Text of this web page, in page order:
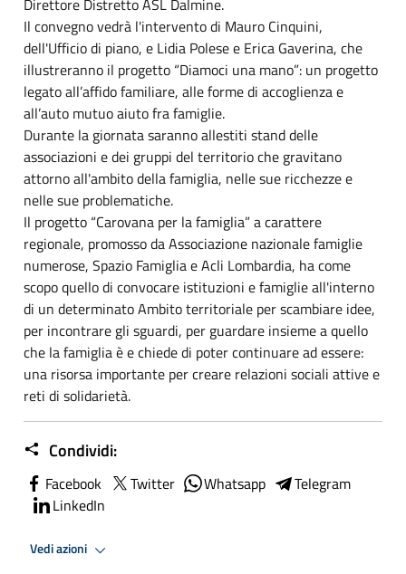
Il convegno vedrà l'intervento di Mauro Cinquini,
dell'Ufficio di piano, e Lidia Polese e Erica Gaverina, che
illustreranno il progetto “Diamoci una mano”: un progetto
legato all’affido familiare, alle forme di accoglienza e
all’auto mutuo aiuto fra famiglie.
Durante la giornata saranno allestiti stand delle
associazioni e dei gruppi del territorio che gravitano
attorno all'ambito della famiglia, nelle sue ricchezze e
nelle sue problematiche.
Il progetto “Carovana per la famiglia” a carattere
regionale, promosso da Associazione nazionale famiglie
numerose, Spazio Famiglia e Acli Lombardia, ha come
scopo quello di convocare istituzioni e famiglie all'interno
di un determinato Ambito territoriale per scambiare idee,
per incontrare gli sguardi, per guardare insieme a quello
che la famiglia è e chiede di poter continuare ad essere:
una risorsa importante per creare relazioni sociali attive e
reti di solidarietà.
Condividi:
Facebook Twitter Whatsapp
Telegram
LinkedIn
Vedi azioni